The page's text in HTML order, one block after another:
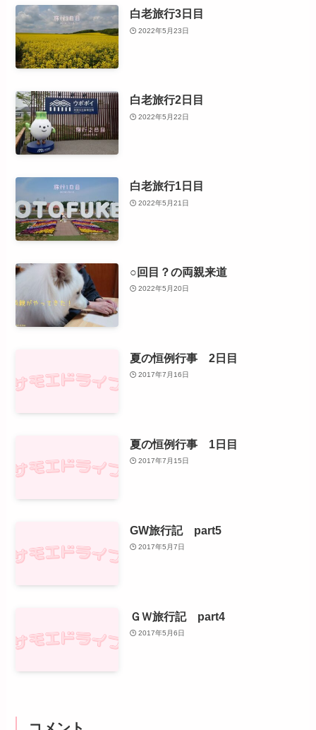
白老旅行3日目
2022年5月23日
白老旅行2日目
2022年5月22日
白老旅行1日目
2022年5月21日
○回目？の両親来道
2022年5月20日
夏の恒例行事 2日目
2017年7月16日
夏の恒例行事 1日目
2017年7月15日
GW旅行記 part5
2017年5月7日
ＧＷ旅行記 part4
2017年5月6日